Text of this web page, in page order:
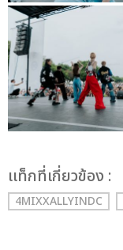
เเท็กที่เกี่ยวข้อง :
4MIXXALLYINDC